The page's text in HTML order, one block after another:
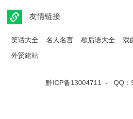
友情链接
笑话大全 名人名言 歇后语大全
戏
外贸建站
黔ICP备13004711 - QQ：